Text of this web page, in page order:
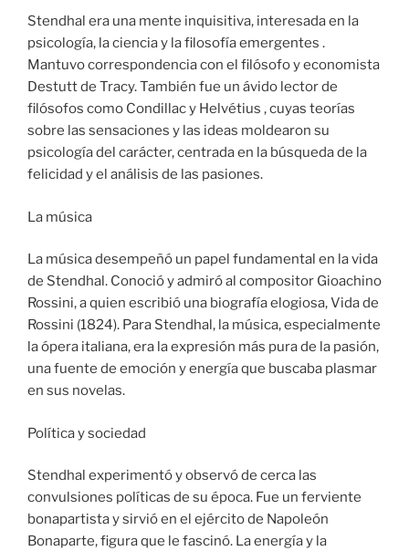
Stendhal era una mente inquisitiva, interesada en la
psicología, la ciencia y la filosofía emergentes .
Mantuvo correspondencia con el filósofo y economista
Destutt de Tracy. También fue un ávido lector de
filósofos como Condillac y Helvétius , cuyas teorías
sobre las sensaciones y las ideas moldearon su
psicología del carácter, centrada en la búsqueda de la
felicidad y el análisis de las pasiones.
La música
La música desempeñó un papel fundamental en la vida
de Stendhal. Conoció y admiró al compositor Gioachino
Rossini, a quien escribió una biografía elogiosa, Vida de
Rossini (1824). Para Stendhal, la música, especialmente
la ópera italiana, era la expresión más pura de la pasión,
una fuente de emoción y energía que buscaba plasmar
en sus novelas.
Política y sociedad
Stendhal experimentó y observó de cerca las
convulsiones políticas de su época. Fue un ferviente
bonapartista y sirvió en el ejército de Napoleón
Bonaparte, figura que le fascinó. La energía y la